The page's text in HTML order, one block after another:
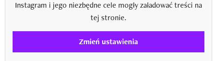
Instagram i jego niezbędne cele mogły załadować treści na
tej stronie.
Zmień ustawienia